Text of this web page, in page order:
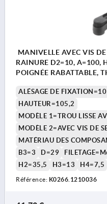
MANIVELLE AVEC VIS
RAINURE D2=10, A=100,
POIGNÉE RABATTABLE,
ALÉSAGE DE FIXATION=10
HAUTEUR=105,2
MODÈLE 1=TROU LISSE
MODÈLE 2=AVEC VIS DE
MATÉRIAU DES
B3=3
D=29
H2=35,5
H3=13 H4=7,5
Référence: K0266.1210036